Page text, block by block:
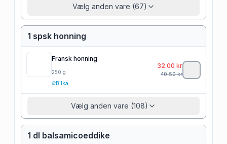
Vælg anden vare (67)
1 spsk honning
Fransk honning
250 g
Bilka
32.00 kr
40.50kr
Vælg anden vare (108)
1 dl balsamicoeddike